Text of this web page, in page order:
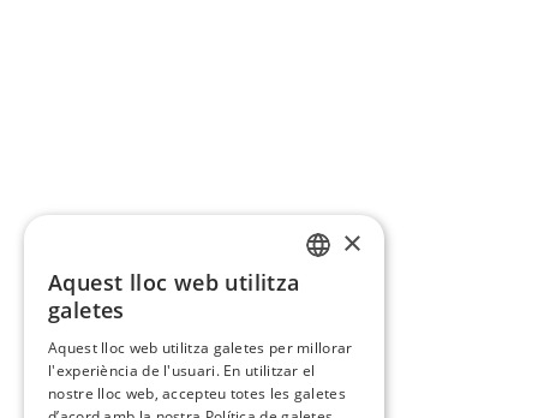
×
Aquest lloc web utilitza
galetes
Aquest lloc web utilitza galetes per millorar
l'experiència de l'usuari. En utilitzar el
nostre lloc web, accepteu totes les galetes